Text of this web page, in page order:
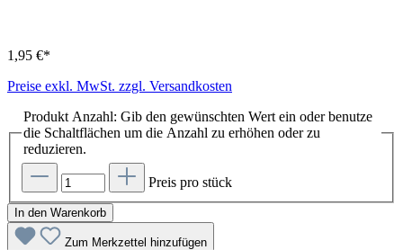
1,95 €*
Preise exkl. MwSt. zzgl. Versandkosten
Produkt Anzahl: Gib den gewünschten Wert ein oder benutze
die Schaltflächen um die Anzahl zu erhöhen oder zu
reduzieren.
Preis pro stück
In den Warenkorb
Zum Merkzettel hinzufügen